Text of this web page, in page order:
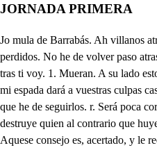
JORNADA PRIMERA
Jo mula de Barrabás. Ah villanos atrevidos! Señor, que somos perdidos. No he de volver paso atras. Há mula de Lucifer! detente, que tras ti voy. 1. Mueran. A su lado estoy: cobardes, no puede ser; porque mi espada dará a vuestras culpas castigo. 3. Huyamos. . Detente. Digo, que he de seguirlos. r. Será poca cordura, antes trata dejarlos; pues se destruye quien al contrario que huye, no le hace puente de plata. Aquese consejo es, acertado, y le recibo, para quedar mientras vivo, agradecido a tus pies. El Conde hoy de Belflor, y el favor que he recibido, de mí será agradecido, que soy noble, y tengo amor, Vueseñoria perdone, no haber sido tan cortés como debo, con quien es tan gran Príncipe, y abone mi disculpa, que un soldado de Flandes recién venido, por no le haber conocido, no es milagro que haya errado, y deme los pies. . Agora mis brazos serán mejor. Que fue la causa, señor, que en el campo, y a tal hora ellos se hayan atrevido a tan gran temeridad? Desde la misma Ciudad todos estos me han seguido, darme muerte; mas creo, po que ya ha llegado mi gente. 3. Señor, qué es esto? Detente; pues ya la vida poseo por la valerosa espada de este brazo. Gran señor, al lado de tu valor ser atrevida, no es nada. Gracias al Cielo divino, que las mulas alcance; mas de mil pasos troté por volverlas al camino. Ha ladrona, como trota la rucia, mas ya imagina, que trairá aquesta mohina mi cansancio con la bota. Señor, tus maletas son las que ves, que me han costado el haberlas alcanzado, no pequeña trotación. Tu dinero traigo aquí, que porque no se perdiese, fue bien que yo las siguiese, y que te dejase a ti. No disimulo muy mal. que soy gallina por Dios; señor, tú, y yo, a otros dos. En huir no dices mal. Quiero que estos dos criados vayan a Madrid primero, que nosotros, que así espero quitar algunos cuidados, que en mi casa habrá, y el tuyo con ellos se ha de partir. Tu gusto se ha de seguir. De eso ta nobleza arguyo, idvolando, y abilad a mi hermana, y preveni! lo que os dije, ea pues, id. A Dios, pues. Con él andad. No me dirás la ocasión de esta pendencia a tal hora. Si Don Juan, escucha agora la causa de esta cuestión. Retíreme este Verano en un lugar de los míos, no muy lejos de Toledo, mientras pasaba el Estio; por huir del Sol los rayos entre arrayanes, y mirtos, que en verdes jardines forman Ciudades, y laberintos. A Toledo algunas veces me llevaban desvaríos de la juventud lozana, entre criados, y amigos. Y habiendo venido ayer a ver las fiestas, que hoy hizo, cuya plaza fue teatro de mil Venus, y Narcisos. Y después que se acabaron, por haber el Sol corrido las cortinas a la noche, por visitar a los Indios. Con un criado me fui por las márgenes del río, paseando por gozar de las frescuras del sitio. Mirando estaba en el agua las estrellas de oro fino de los cielos, y a la Luna, con resplandecientes bríos; cuando entre mil que venían paseándose, diviso dos mujeres, cuyo garno me pareció peregrino. Con cuidado las mire, siguiéndosas con el mismo) hasta que asiento tomaron, sin advertir que las sigo. En sentándose las dos, la de mejor talle dijo, que bien el viento a las aguas da frescura, y regocijo. De allí a otro pequeño rato se quitó un guante; mal digo, una aljaba, donde amor, cinco flechas ha escondido. Descubrió una mano hermosa, con quien los cristales fríos eran sombra, y eran noche, junto a los rayos divinos. Levantaronse al momento, para partirse, y yo sigo sus pasos, de aquella causa efetos bien conocidos. Séguilas hasta su casa, sin que de ellas fuese visto, donde llegando, se entraron, y donde muriendo vivo, Cuando en ella se metieron, y cerraron el postigo: como quedaría yo? a tu elección lo remito. Que dé muerto, quede helado; y cuando ya determino dejar la empresa, y la calle por entre una teja miro mal cerrada una ventana, que la luz por sus resquicios. libremente franqueaba un cuarto curioso, y limpio. Llégueme a ver, y por ella, viendo un Ángel, vi un prodigio de todas las hermosuras, en humanos apetitos. Vi una Ninfa, destrenzando los cabellos de oro fino, como al descuido revueltos, y por la espalda tendidos. Quito po le a, y mantro, bien honeso, y grarnecido. quedando la blanca olanda. sobredorados arminos, Pues qué miré! cuando luego con la mano de jacintos un pie pequeño levanta, donde con medias diviso de nacar, negro zapato, con los listones pagizos, con plata pagizas ligas guarnecidas de lo mismo. Al fin dispuesta del todo, para acostarse en un limpio lecho, curioso en extremo; y aunque no costoso, rico. Depontó el bello cuerpo, dando primero un suspiro, no amoroso, sino solo al descanso dirígido. Quedehelado; porque oí, que a una criada le dijo, que apagase las bujias, y cerrase los postigos. La criada obedeció, y yo quedé sin sentido; pues sin ver lo que me hacía, con su misma puerta envisto, que por descuido hallé abierta; y a dos criados aviso, que me aguarden, y yo solo ciego a entrar me detérmino, hasta el dichoso aposento, cuyo umbral apenas spiso, cuando ya sobresaltado aquel Serafín dormido, en viendo mi sombra, estuvo despierta, quede corrido, y admirada de mirar mi atrevimiento, me dijo: qué es esto? qué es lo que hacéis temerario, y atrevido? No os turbéis, le dije luego, que aunque es amor el prino y fin, de veros, señora, cortés os quiero, y os sirvo. Ya os conozco, gran señor, respondío; y así os suplico, que os volváis, que tengo padre, que con honor ha nacido. Mirad, me dijo, señor, que es Caballero, y ha sido valeroso; si bien falta valor en sus niervos fríos; más para vengar agravios tan cautelosos, no hay brío, que no cobre aliento, y sea arrogante, y vengativo. Yo le respondí temblando, no temáis ojos divinos, que no